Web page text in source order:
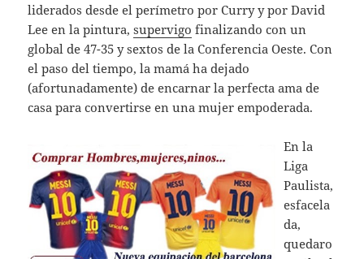
liderados desde el perímetro por Curry y por David
Lee en la pintura,supervigo finalizando con un
global de 47-35 y sextos de la Conferencia Oeste. Con
el paso del tiempo, la mamá ha dejado
(afortunadamente) de encarnar la perfecta ama de
casa para convertirse en una mujer empoderada.
En la
Liga
Paulista,
esfacela
da,
quedaro